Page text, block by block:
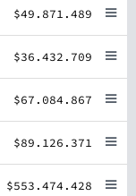
$49.871.489
$36.432.709
$67.084.867
$89.126.371
$553.474.428